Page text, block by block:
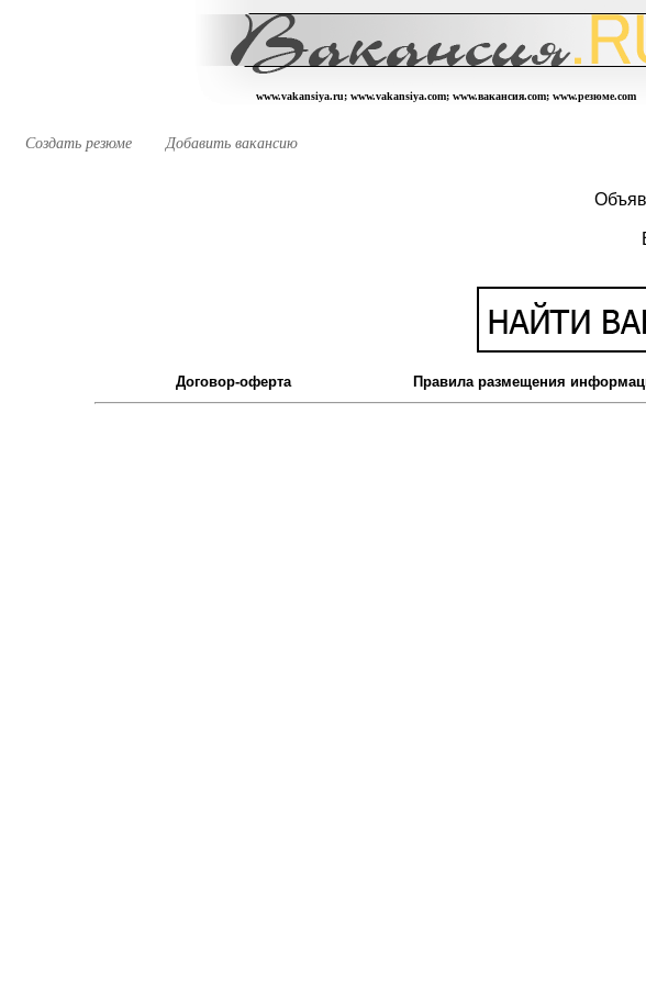
www.vakansiya.ru; www.vakansiya.com; www.вакансия.com; www.резюме.com
Создать резюме Добавить вакансию
Договор-оферта Правила размещения